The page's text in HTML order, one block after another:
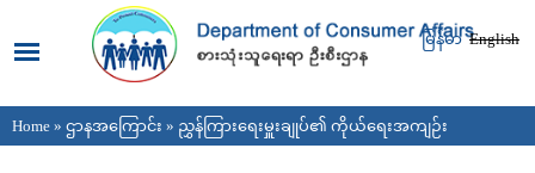
main
content
မြန်မာ English
You are here
Home » ဌာနအကြောင်း » ညွှန်ကြားရေးမှူးချုပ်၏ ကိုယ်ရေးအကျဉ်း